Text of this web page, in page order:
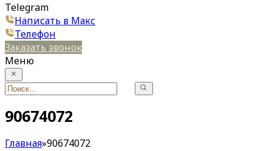
Telegram
Написать в Макс
Телефон
Заказать звонок
Меню
90674072
Главная»90674072